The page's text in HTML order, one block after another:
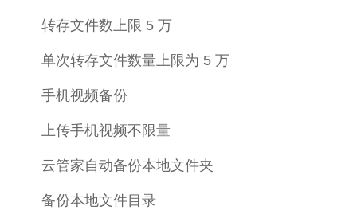
转存文件数上限 5 万
单次转存文件数量上限为 5 万
手机视频备份
上传手机视频不限量
云管家自动备份本地文件夹
备份本地文件目录